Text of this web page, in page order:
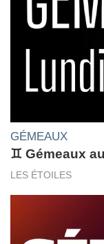
GÉMEAUX
♊ Gémeaux
LES ÉTOILES